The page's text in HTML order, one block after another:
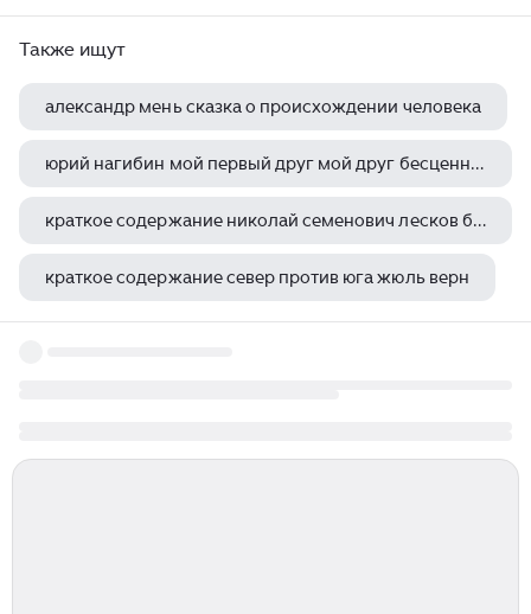
Также ищут
александр мень сказка о происхождении человека
юрий нагибин мой первый друг мой друг бесценный краткое содержание
краткое содержание николай семенович лесков биография кратко
краткое содержание север против юга жюль верн